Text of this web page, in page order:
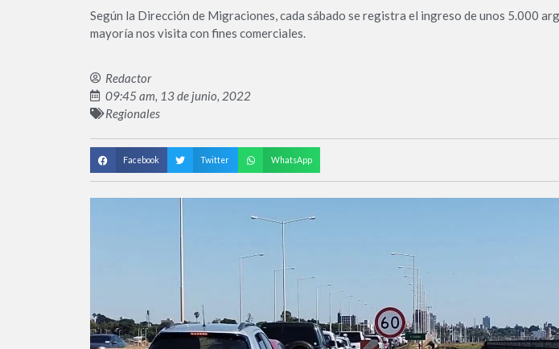
Según la Dirección de Migraciones, cada sábado se registra el ingreso de unos 5.000
mayoría nos visita con fines comerciales.
Redactor
09:45 am, 13 de junio, 2022
Regionales
Facebook Twitter WhatsApp